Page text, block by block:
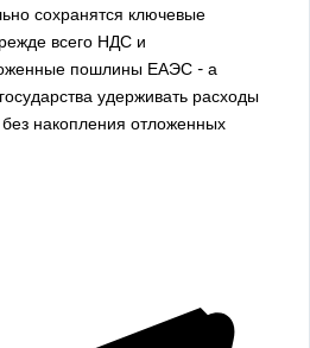
сохранятся ключевые
всего НДС и
пошлины ЕАЭС - а
удерживать расходы
накопления отложенных